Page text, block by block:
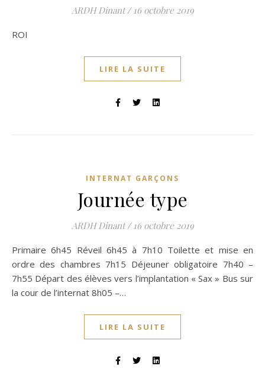
ARDH Dinant / 16 octobre 2019
ROI
LIRE LA SUITE
INTERNAT GARÇONS
Journée type
ARDH Dinant / 16 octobre 2019
Primaire 6h45 Réveil 6h45 à 7h10 Toilette et mise en
ordre des chambres 7h15 Déjeuner obligatoire 7h40 –
7h55 Départ des élèves vers l’implantation « Sax » Bus sur
la cour de l’internat 8h05 –…
LIRE LA SUITE